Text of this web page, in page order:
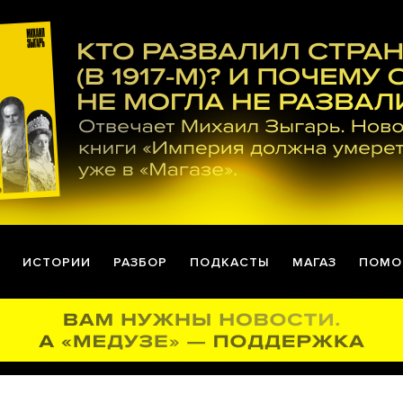
ИСТОРИИ РАЗБОР ПОДКАСТЫ МАГАЗ